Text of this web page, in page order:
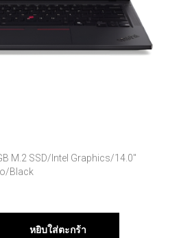
M.2 SSD/Intel Graphics/14.0″
Black
หยิบใส่ตะกร้า